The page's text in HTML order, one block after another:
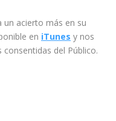
un acierto más en su
en iTunes y nos
del Público.